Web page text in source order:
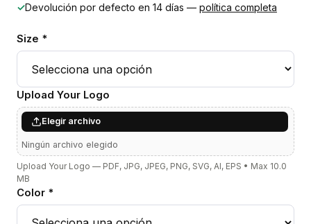
✓Devolución por defecto en 14 días — política completa
Size *
Upload Your Logo
Elegir archivo
Ningún archivo elegido
Upload Your Logo — PDF, JPG, JPEG, PNG, SVG, AI, EPS • Max 10.0
MB
Color *